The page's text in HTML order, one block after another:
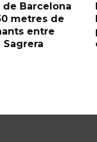
de Barcelona
metres de
entre
Sagrera